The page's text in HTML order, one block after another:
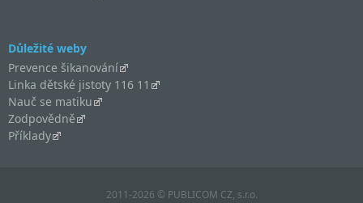
Důležité weby
Prevence šikanování
Linka dětské jistoty 116 11
Nauč se matiku
Zodpovědně
Příklady
2011-2026 © PUBLICOM CZ, s.r.o.